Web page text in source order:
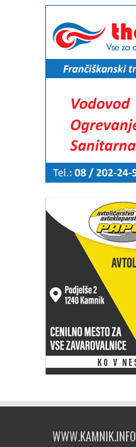
WWW.KAMNIK.INFO